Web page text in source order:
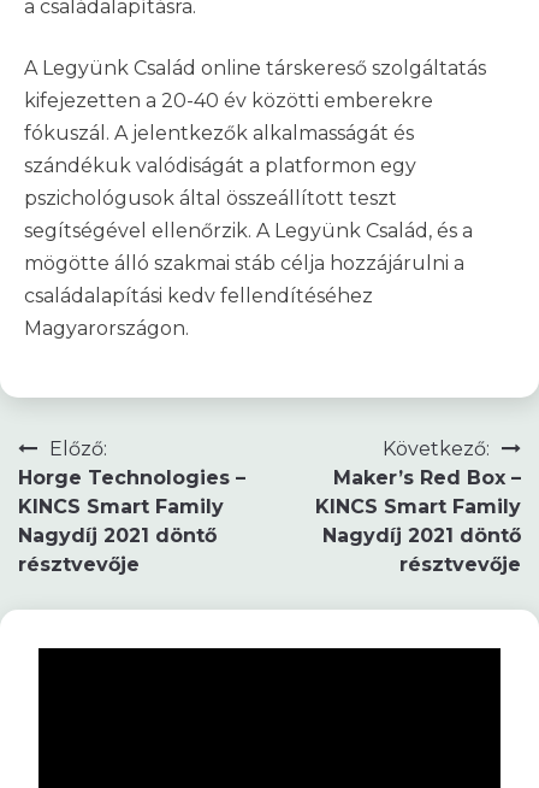
a családalapításra.
A Legyünk Család online társkereső szolgáltatás
kifejezetten a 20-40 év közötti emberekre
fókuszál. A jelentkezők alkalmasságát és
szándékuk valódiságát a platformon egy
pszichológusok által összeállított teszt
segítségével ellenőrzik. A Legyünk Család, és a
mögötte álló szakmai stáb célja hozzájárulni a
családalapítási kedv fellendítéséhez
Magyarországon.
Bejegyzés
navigáció
Előző:
Horge Technologies –
KINCS Smart Family
Nagydíj 2021 döntő
résztvevője
Következő:
Maker’s Red Box –
KINCS Smart Family
Nagydíj 2021 döntő
résztvevője